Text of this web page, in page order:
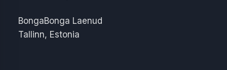
BongaBonga Laenud
Tallinn, Estonia